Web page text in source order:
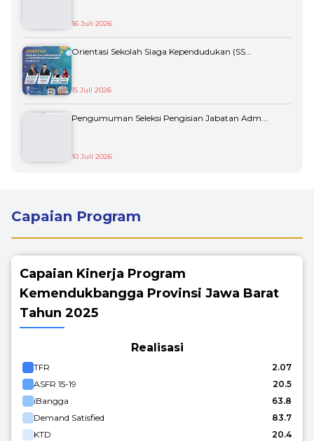
16 Juli 2026
Orientasi Sekolah Siaga Kependudukan (SS...
15 Juli 2026
Pengumuman Seleksi Pengisian Jabatan Adm...
10 Juli 2026
Capaian Program
Capaian Kinerja Program
Kemendukbangga Provinsi Jawa Barat
Tahun 2025
Realisasi
TFR
2.07
ASFR 15-19
20.5
iBangga
63.8
Demand Satisfied
83.7
KTD
20.4